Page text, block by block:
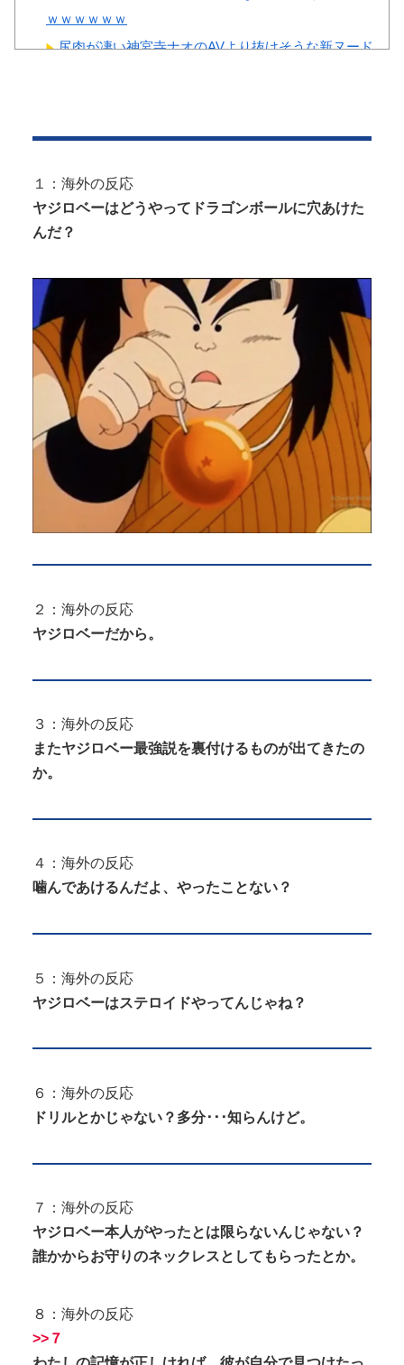
権剥奪や過去ワールドカップ、
Powered by livedoor 相互RSS
ｗｗｗｗｗｗ
尻肉が凄い神宮寺ナオのAVより抜けそうな新ヌード
か、上川星空、美園和花！人気女優...
女子生徒「土下座しながらオ○ニーしろ！」⇒ 日本の
男子生徒への性的いじめ動画がエ...
Powered by livedoor 相互RSS
１：海外の反応
ヤジロベーはどうやってドラゴンボールに穴あけた
んだ？
２：海外の反応
ヤジロベーだから。
３：海外の反応
またヤジロベー最強説を裏付けるものが出てきたの
か。
４：海外の反応
噛んであけるんだよ、やったことない？
５：海外の反応
ヤジロベーはステロイドやってんじゃね？
６：海外の反応
ドリルとかじゃない？多分･･･知らんけど。
７：海外の反応
ヤジロベー本人がやったとは限らないんじゃない？
誰かからお守りのネックレスとしてもらったとか。
８：海外の反応
>>７